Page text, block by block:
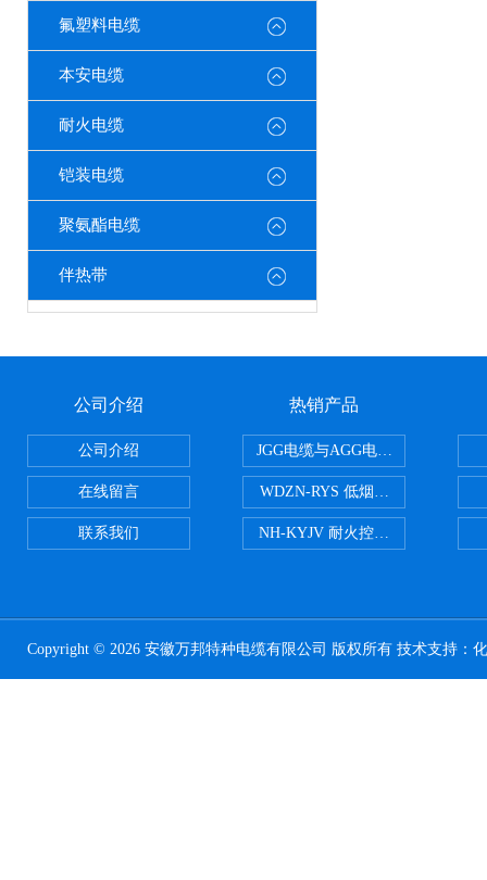
氟塑料电缆
本安电缆
耐火电缆
铠装电缆
聚氨酯电缆
伴热带
公司介绍
公司介绍
在线留言
联系我们
热销产品
JGG电缆与AGG电缆有什么区别
WDZN-RYS 低烟无卤耐火双绞线
NH-KYJV 耐火控制电缆
Copyright © 2026 安徽万邦特种电缆有限公司 版权所有 技术支持：